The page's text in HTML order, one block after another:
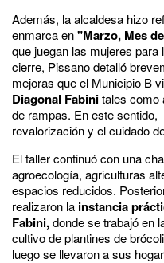
Además, la alcaldesa hizo
enmarca en"Marzo, Mes
que juegan las mujeres
cierre, Pissano detalló
mejoras que el Municipio B
Diagonal Fabinitales como
de rampas. En este
revalorización y el cuidado
El taller continuó con una
agroecología, agriculturas
espacios reducidos.
realizaron la instancia
Fabini,donde se trabajó en
cultivo de plantines de
luego se llevaron a sus